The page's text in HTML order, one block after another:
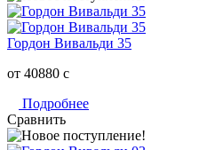
Гордон Вивальди 35
от 40880 c
Подробнее
Сравнить